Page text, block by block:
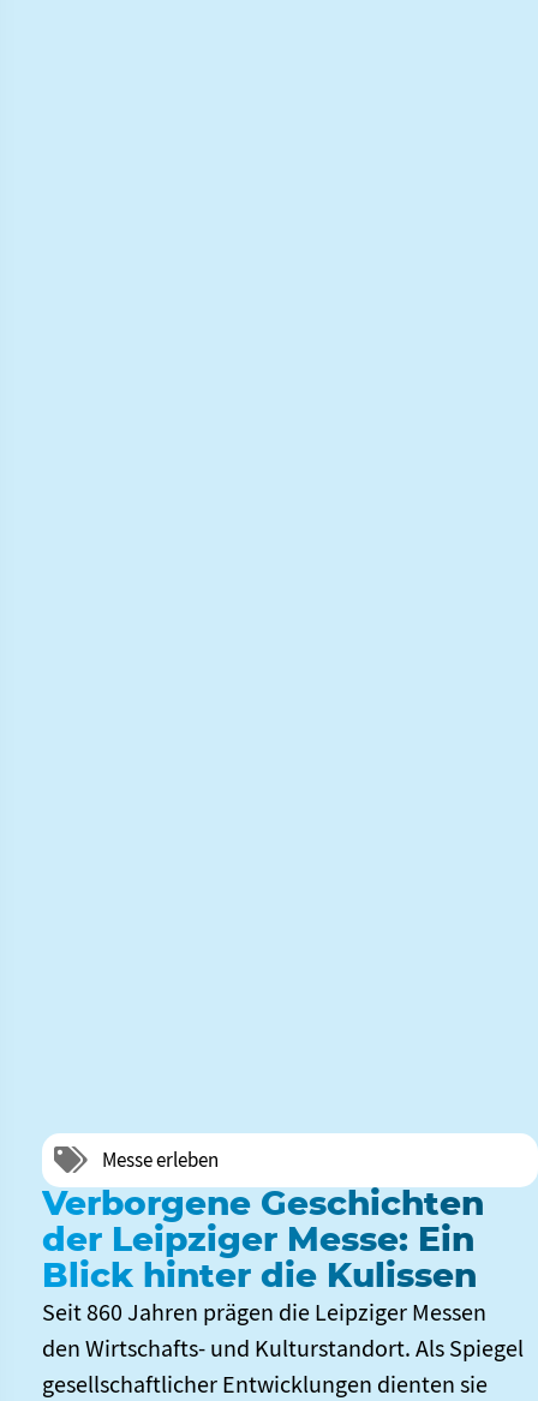
Messe erleben
Verborgene Geschichten
der Leipziger Messe: Ein
Blick hinter die Kulissen
Seit 860 Jahren prägen die Leipziger Messen
den Wirtschafts- und Kulturstandort. Als Spiegel
gesellschaftlicher Entwicklungen dienten sie